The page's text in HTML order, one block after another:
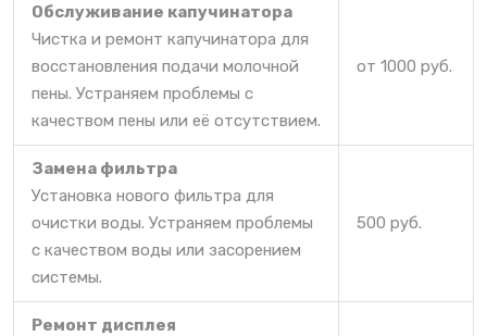
Обслуживание капучинатора
Чистка и ремонт капучинатора для
восстановления подачи молочной
пены. Устраняем проблемы с
качеством пены или её отсутствием.
от 1000 руб.
Замена фильтра
Установка нового фильтра для
очистки воды. Устраняем проблемы
с качеством воды или засорением
системы.
500 руб.
Ремонт дисплея